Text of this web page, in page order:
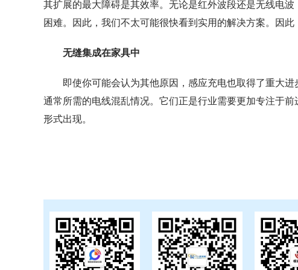
其扩展的最大障碍是其效率。无论是红外波段还是无线电
困难。因此，我们不太可能很快看到实用的解决方案。因此
无缝集成在家具中
即使你可能会认为其他原因，感应充电也取得了重大
通常所需的电线混乱情况。它们正是行业需要更加专注于
形式出现。